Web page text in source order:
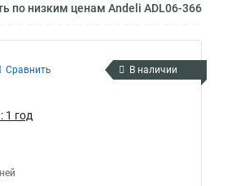
по низким ценам Andeli ADL06-366
Сравнить В наличии
1 год